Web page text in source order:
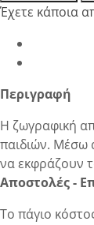
Έχετε κάποια
Περιγραφή
Η ζωγραφική
παιδιών. Μέσω
να εκφράζουν
Αποστολές -
Το πάγιο